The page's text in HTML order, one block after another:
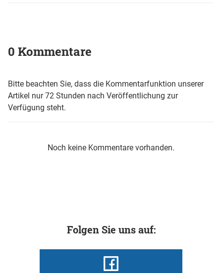
0 Kommentare
Bitte beachten Sie, dass die Kommentarfunktion unserer
Artikel nur 72 Stunden nach Veröffentlichung zur
Verfügung steht.
Noch keine Kommentare vorhanden.
Folgen Sie uns auf: